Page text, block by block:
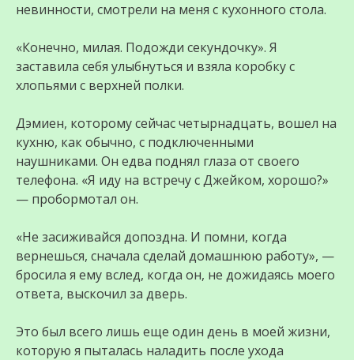
невинности, смотрели на меня с кухонного стола.
«Конечно, милая. Подожди секундочку». Я
заставила себя улыбнуться и взяла коробку с
хлопьями с верхней полки.
Дэмиен, которому сейчас четырнадцать, вошел на
кухню, как обычно, с подключенными
наушниками. Он едва поднял глаза от своего
телефона. «Я иду на встречу с Джейком, хорошо?»
— пробормотал он.
«Не засиживайся допоздна. И помни, когда
вернешься, сначала сделай домашнюю работу», —
бросила я ему вслед, когда он, не дожидаясь моего
ответа, выскочил за дверь.
Это был всего лишь еще один день в моей жизни,
которую я пыталась наладить после ухода